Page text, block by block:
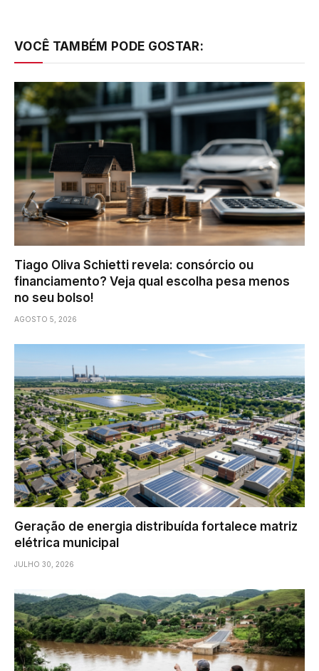
VOCÊ TAMBÉM PODE GOSTAR:
Tiago Oliva Schietti revela: consórcio ou
financiamento? Veja qual escolha pesa menos
no seu bolso!
AGOSTO 5, 2026
Geração de energia distribuída fortalece matriz
elétrica municipal
JULHO 30, 2026